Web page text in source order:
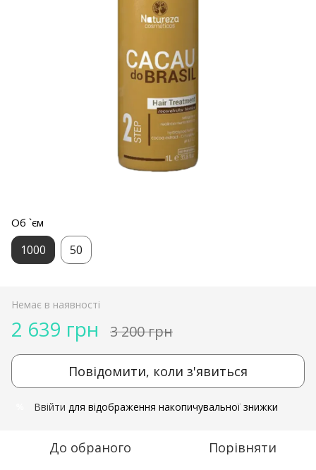
Об `єм
1000 50
Немає в наявності
2 639 грн 3 200 грн
Повідомити, коли з'явиться
Ввійти для відображення накопичувальної знижки
До обраного Порівняти